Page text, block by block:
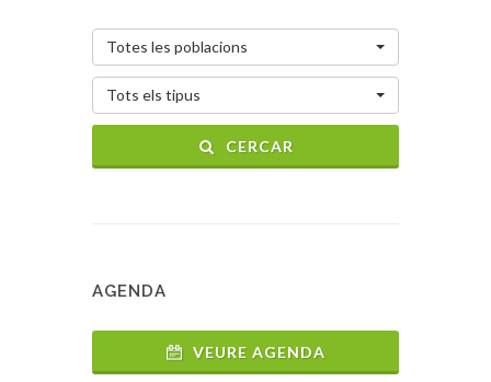
Totes les poblacions
Tots els tipus
CERCAR
AGENDA
VEURE AGENDA